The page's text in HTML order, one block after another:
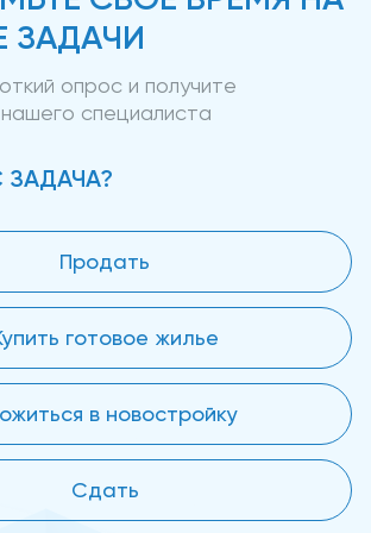
ЗАДАЧИ
опрос и получите
специалиста
ЗАДАЧА?
Продать
готовое жилье
в новостройку
Сдать